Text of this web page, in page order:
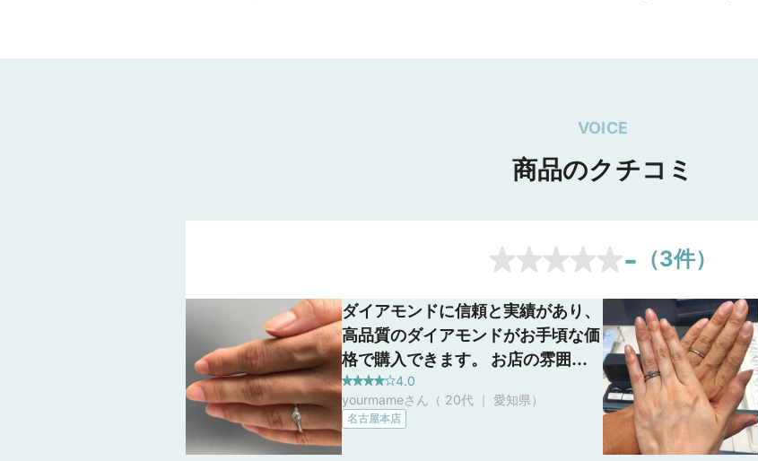
VOICE
商品のクチコミ
- （3件）
ダイアモンドに信頼と実績があり、
高品質のダイアモンドがお手頃な価
格で購入できます。 お店の雰囲気
も白色で、キレイでした 指輪の種
類も多くたくさん見ることができま
す。接客の対応が親切だなと感じま
4.0
yourmameさん（ 20代 ｜ 愛知県）
名古屋本店